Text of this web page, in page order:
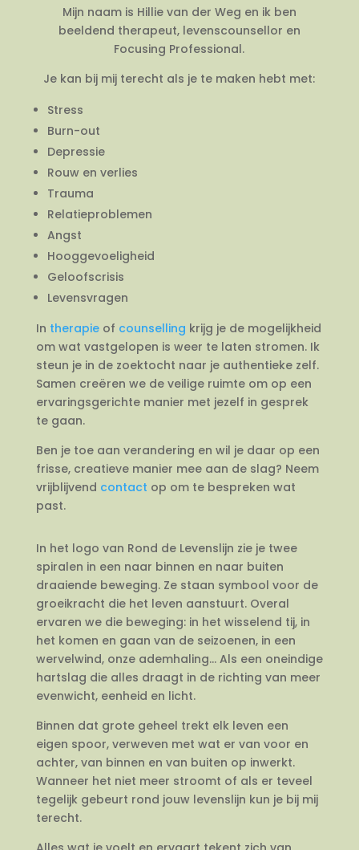
Mijn naam is Hillie van der Weg en ik ben
beeldend therapeut, levenscounsellor en
Focusing Professional.
Je kan bij mij terecht als je te maken hebt met:
Stress
Burn-out
Depressie
Rouw en verlies
Trauma
Relatieproblemen
Angst
Hooggevoeligheid
Geloofscrisis
Levensvragen
In therapieof counselling krijg je de mogelijkheid
om wat vastgelopen is weer te laten stromen. Ik
steun je in de zoektocht naar je authentieke zelf.
Samen creëren we de veilige ruimte om op een
ervaringsgerichte manier met jezelf in gesprek
te gaan.
Ben je toe aan verandering en wil je daar op een
frisse, creatieve manier mee aan de slag? Neem
vrijblijvend contact op om te bespreken wat
past.
In het logo van Rond de Levenslijn zie je twee
spiralen in een naar binnen en naar buiten
draaiende beweging. Ze staan symbool voor de
groeikracht die het leven aanstuurt. Overal
ervaren we die beweging: in het wisselend tij, in
het komen en gaan van de seizoenen, in een
wervelwind, onze ademhaling… Als een oneindige
hartslag die alles draagt in de richting van meer
evenwicht, eenheid en licht.
Binnen dat grote geheel trekt elk leven een
eigen spoor, verweven met wat er van voor en
achter, van binnen en van buiten op inwerkt.
Wanneer het niet meer stroomt of als er teveel
tegelijk gebeurt rond jouw levenslijn kun je bij mij
terecht.